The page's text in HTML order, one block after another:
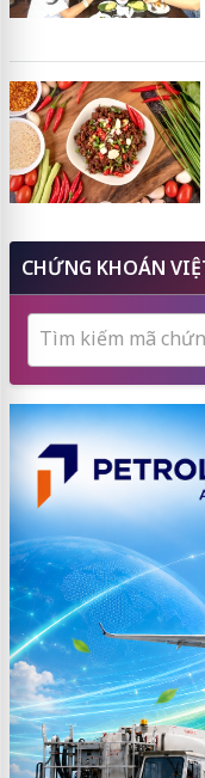
CHỨNG KHOÁN
Tìm kiếm mã